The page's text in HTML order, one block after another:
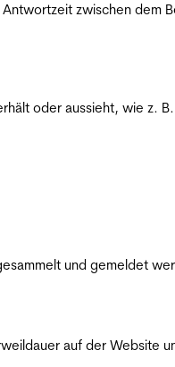
zwischen dem
oder aussieht, wie z.
und gemeldet
auf der Website